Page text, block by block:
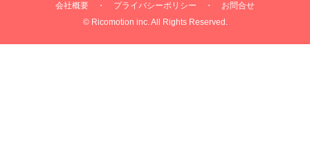
会社概要 ・ プライバシーポリシー ・ お問合せ
© Ricomotion inc. All Rights Reserved.